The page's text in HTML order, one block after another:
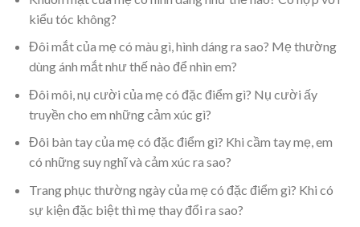
kiểu tóc không?
Đôi mắt của mẹ có màu gì, hình dáng ra sao? Mẹ thường
dùng ánh mắt như thế nào để nhìn em?
Đôi môi, nụ cười của mẹ có đặc điểm gì? Nụ cười ấy
truyền cho em những cảm xúc gì?
Đôi bàn tay của mẹ có đặc điểm gì? Khi cầm tay mẹ, em
có những suy nghĩ và cảm xúc ra sao?
Trang phục thường ngày của mẹ có đặc điểm gì? Khi có
sự kiện đặc biệt thì mẹ thay đổi ra sao?